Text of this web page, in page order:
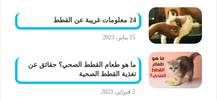
24 معلومات غريبة عن القطط
15 يناير، 2023
ما هو طعام القطط الصحي؟ حقائق عن
تغذية القطط الصحية
2 فبراير، 2023